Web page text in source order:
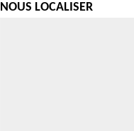
NOUS LOCALISER